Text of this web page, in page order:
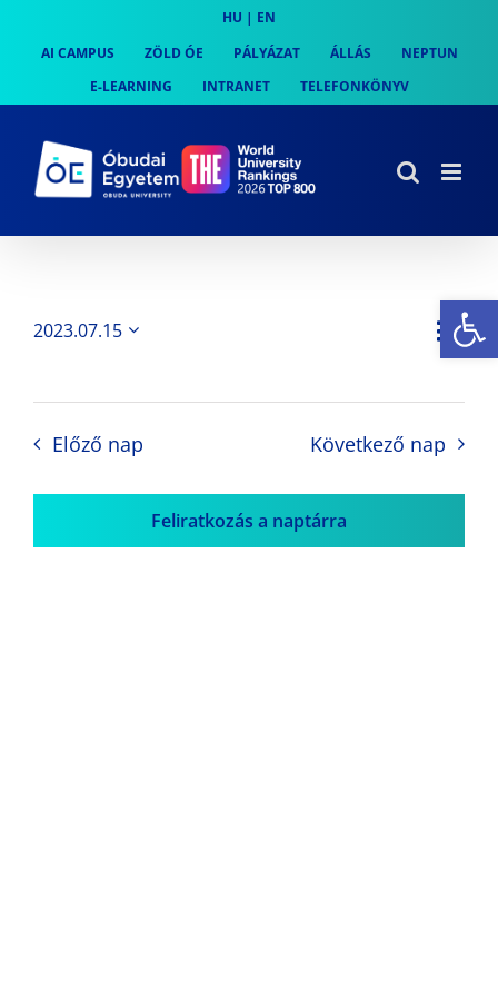
content
HU | EN
AI CAMPUS
ZÖLD ÓE PÁLYÁZAT ÁLLÁS
NEPTUN
E-LEARNING
INTRANET TELEFONKÖNYV
Nap
2023.07.15
Előző nap Következő nap
Feliratkozás a naptárra